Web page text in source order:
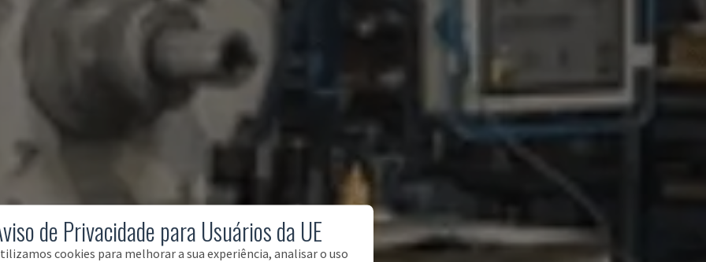
de Privacidade para Usuários da UE
cookies para melhorar a sua experiência, analisar o uso